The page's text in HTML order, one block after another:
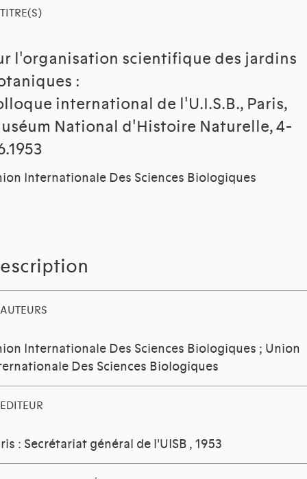
TITRE(S)
l'organisation scientifique des jardins
:
international de l'U.I.S.B., Paris,
National d'Histoire Naturelle, 4-
Internationale Des Sciences Biologiques
AUTEURS
Internationale Des Sciences Biologiques ; Union
Des Sciences Biologiques
EDITEUR
: Secrétariat général de l'UISB , 1953